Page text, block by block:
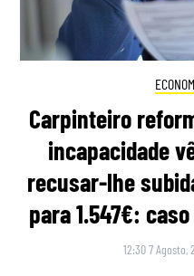
Carpinteiro
incapacidade
recusar-lhe
para 1.547€:
12:30 7 Agosto,